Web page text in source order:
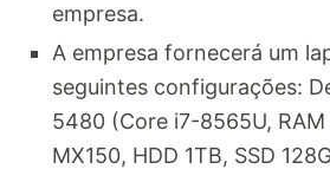
empresa.
A empresa fornecerá um
seguintes configurações:
5480 (Core i7-8565U, RAM
MX150, HDD 1TB, SSD